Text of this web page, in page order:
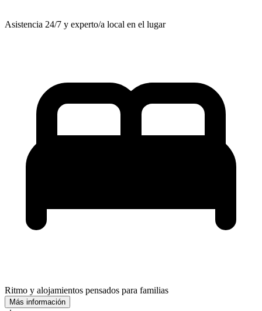
Asistencia 24/7 y experto/a local en el lugar
Ritmo y alojamientos pensados para familias
Más información